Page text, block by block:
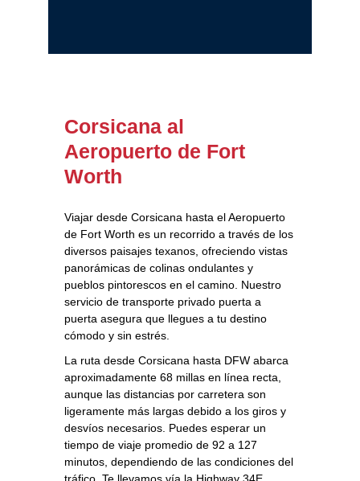
Corsicana al
Aeropuerto de Fort
Worth
Viajar desde Corsicana hasta el Aeropuerto
de Fort Worth es un recorrido a través de los
diversos paisajes texanos, ofreciendo vistas
panorámicas de colinas ondulantes y
pueblos pintorescos en el camino. Nuestro
servicio de transporte privado puerta a
puerta asegura que llegues a tu destino
cómodo y sin estrés.
La ruta desde Corsicana hasta DFW abarca
aproximadamente 68 millas en línea recta,
aunque las distancias por carretera son
ligeramente más largas debido a los giros y
desvíos necesarios. Puedes esperar un
tiempo de viaje promedio de 92 a 127
minutos, dependiendo de las condiciones del